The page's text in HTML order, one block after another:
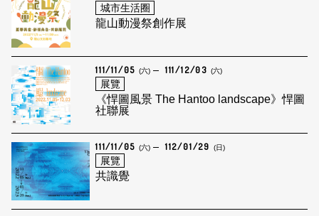
城市生活圈
龍山動漫祭創作展
111/11/05 (六) 111/12/03 (六)
展覽
《悍圖風景 The Hantoo landscape》悍圖
社聯展
111/11/05 (六) 112/01/29 (日)
展覽
共識覺